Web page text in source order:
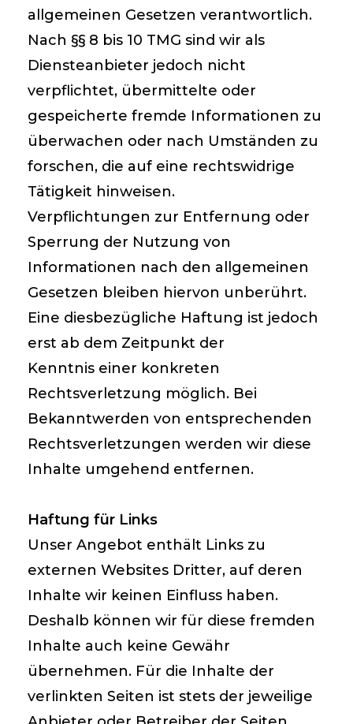
allgemeinen Gesetzen verantwortlich.
Nach §§ 8 bis 10 TMG sind wir als
Diensteanbieter jedoch nicht
verpflichtet, übermittelte oder
gespeicherte fremde Informationen zu
überwachen oder nach Umständen zu
forschen, die auf eine rechtswidrige
Tätigkeit hinweisen.
Verpflichtungen zur Entfernung oder
Sperrung der Nutzung von
Informationen nach den allgemeinen
Gesetzen bleiben hiervon unberührt.
Eine diesbezügliche Haftung ist jedoch
erst ab dem Zeitpunkt der
Kenntnis einer konkreten
Rechtsverletzung möglich. Bei
Bekanntwerden von entsprechenden
Rechtsverletzungen werden wir diese
Inhalte umgehend entfernen.
Haftung für Links
Unser Angebot enthält Links zu
externen Websites Dritter, auf deren
Inhalte wir keinen Einfluss haben.
Deshalb können wir für diese fremden
Inhalte auch keine Gewähr
übernehmen. Für die Inhalte der
verlinkten Seiten ist stets der jeweilige